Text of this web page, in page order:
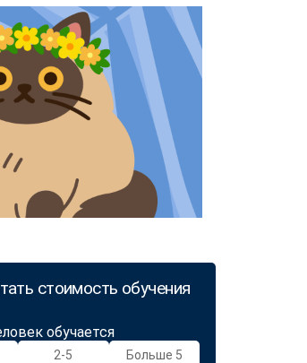
стоимость обучения
обучается
2-5 Больше 5